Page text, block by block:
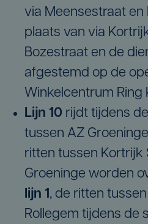
via Meensestraat en
plaats van via
Bozestraat en de
afgestemd op de
Winkelcentrum Ring
Lijn 10 rijdt tijdens
tussen AZ
ritten tussen Kortrijk
Groeninge worden
lijn 1, de ritten
Rollegem tijdens de